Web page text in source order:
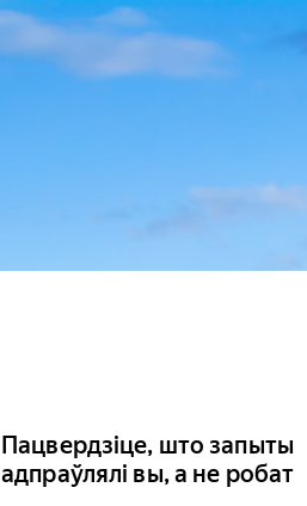
Пацвердзіце, што запыты
адпраўлялі вы, а не робат